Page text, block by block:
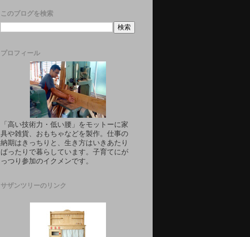
このブログを検索
プロフィール
「高い技術力・低い腰」をモットーに家
具や雑貨、おもちゃなどを製作。仕事の
納期はきっちりと、生き方はいきあたり
ばったりで暮らしています。子育てにが
っつり参加のイクメンです。
サザンツリーのリンク